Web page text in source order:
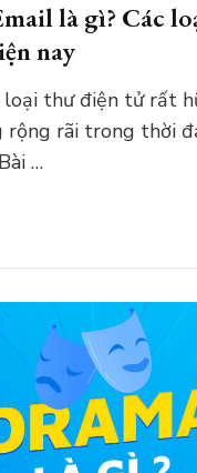
là gì? Các
nay
thư điện tử rất
rộng rãi trong thời
…